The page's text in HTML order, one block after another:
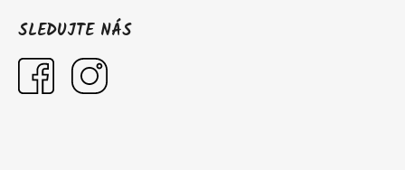
SLEDUJTE NÁS